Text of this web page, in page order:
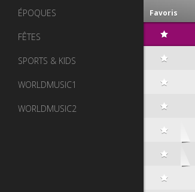
ÉPOQUES
FÊTES
SPORTS & KIDS
WORLDMUSIC1
WORLDMUSIC2
Favoris